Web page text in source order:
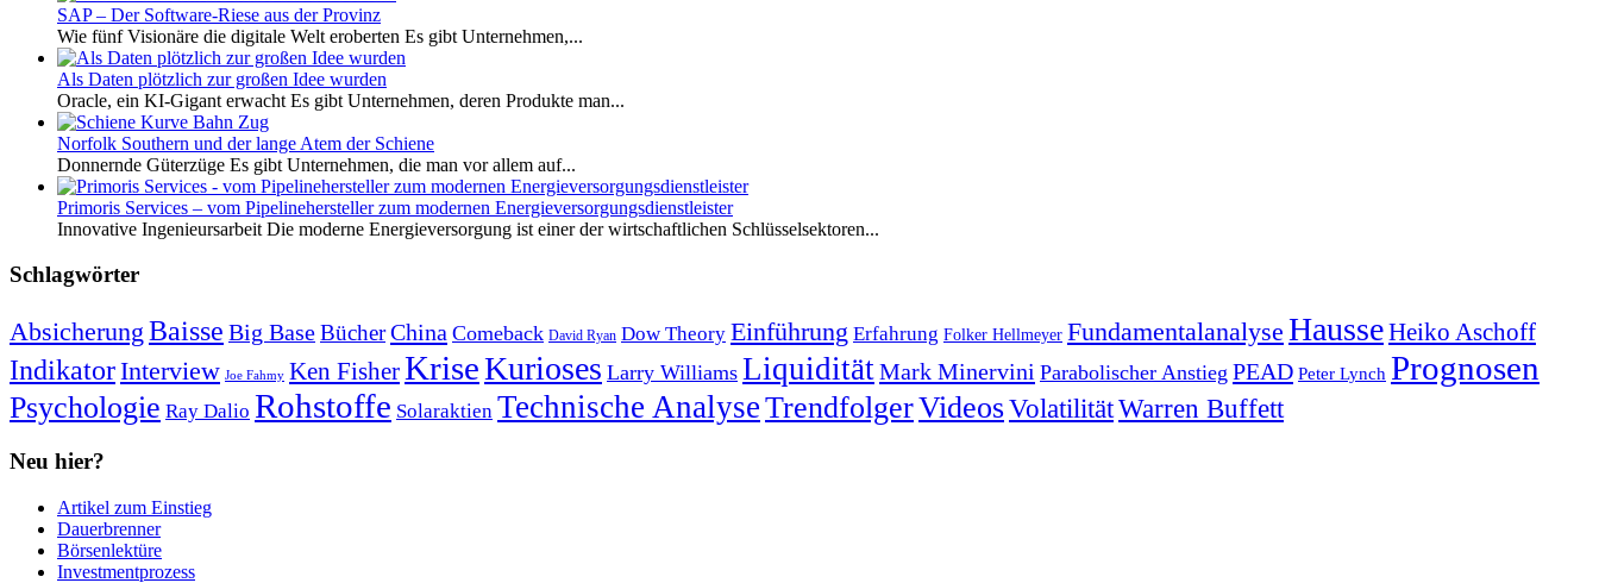
SAP – Der Software-Riese aus der Provinz
Wie fünf Visionäre die digitale Welt eroberten Es gibt Unternehmen,...
Als Daten plötzlich zur großen Idee wurden
Oracle, ein KI-Gigant erwacht Es gibt Unternehmen, deren Produkte man...
Norfolk Southern und der lange Atem der Schiene
Donnernde Güterzüge Es gibt Unternehmen, die man vor allem auf...
Primoris Services – vom Pipelinehersteller zum modernen Energieversorgungsdienstleister
Innovative Ingenieursarbeit Die moderne Energieversorgung ist einer der wirtschaftlichen Schlüsselsektoren...
Schlagwörter
Absicherung Baisse Big BaseBücherChina Comeback David Ryan Dow Theory Einführung Erfahrung Folker Hellmeyer Fundamentalanalyse HausseHeiko Aschoff
IndikatorInterview Joe Fahmy Ken FisherKriseKurioses Larry Williams LiquiditätMark Minervini Parabolischer Anstieg PEAD Peter Lynch Prognosen
Psychologie Ray Dalio Rohstoffe Solaraktien Technische AnalyseTrendfolgerVideosVolatilitätWarren Buffett
Neu hier?
Artikel zum Einstieg
Dauerbrenner
Börsenlektüre
Investmentprozess